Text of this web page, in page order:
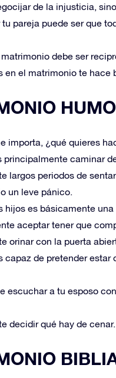
de la injusticia,
pareja puede ser que
debe ser
en el matrimonio te hace
importa, ¿qué quieres
caminar
largos periodos de
un leve pánico.
hijos es básicamente
aceptar tener que
orinar con la puerta
capaz de pretender
escuchar a tu esposo
decidir qué hay de cenar.